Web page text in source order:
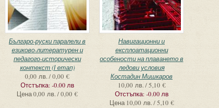
Българо-руски паралели в
езиково-литературен и
педагого-исторически
контекст (І етап)
0,00 лв. / 0,00 €
Отстъпка: -0.00 лв
Цена0,00 лв. / 0,00 €
Навигационни и
експлоатационни
особености на плаването в
ледови условия
Костадин Мишкаров
10,00 лв. / 5,10 €
Отстъпка: -0.00 лв
Цена 10,00 лв. / 5,10 €